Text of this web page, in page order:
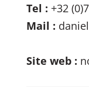
Tel : +32
Mail :
Site web :